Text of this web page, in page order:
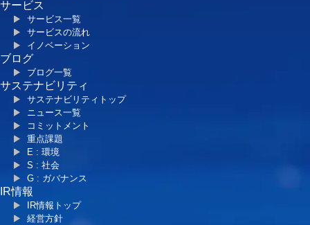
サービス
サービス一覧
サービスの流れ
イノベーション
ブログ
ブログ一覧
サステナビリティ
サステナビリティトップ
ニュース一覧
コミットメント
重点課題
E : 環境
S : 社会
G : ガバナンス
IR情報
IR情報トップ
経営方針